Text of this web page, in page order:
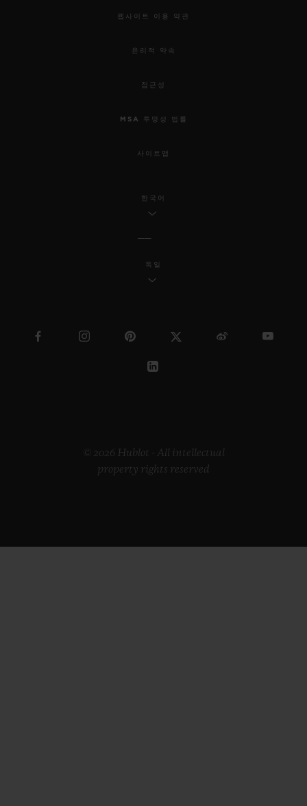
웹사이트 이용 약관
윤리적 약속
접근성
MSA 투명성 법률
사이트맵
한국어
독일
© 2026 Hublot - All intellectual
property rights reserved